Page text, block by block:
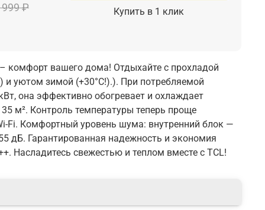
999 ₽ Купить в 1 клик
комфорт вашего дома! Отдыхайте с прохладой
и уютом зимой (+30°C!).). При потребляемой
она эффективно обогревает и охлаждает
м². Контроль температуры теперь проще
Fi. Комфортный уровень шума: внутренний блок —
дБ. Гарантированная надежность и экономия
Насладитесь свежестью и теплом вместе с TCL!